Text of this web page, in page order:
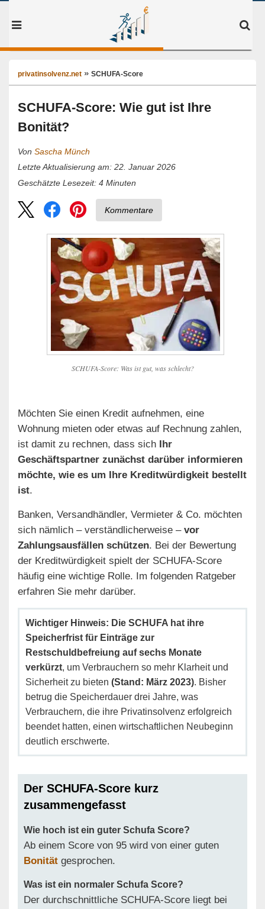
privatinsolvenz.net SCHUFA-Score
SCHUFA-Score: Wie gut ist Ihre
Bonität?
Von Sascha Münch
Letzte Aktualisierung am: 22. Januar 2026
Geschätzte Lesezeit: 4 Minuten
Kommentare
SCHUFA-Score: Was ist gut, was schlecht?
Möchten Sie einen Kredit aufnehmen, eine
Wohnung mieten oder etwas auf Rechnung zahlen,
ist damit zu rechnen, dass sich Ihr
Geschäftspartner zunächst darüber informieren
möchte, wie es um Ihre Kreditwürdigkeit bestellt
ist.
Banken, Versandhändler, Vermieter & Co. möchten
sich nämlich – verständlicherweise – vor
Zahlungsausfällen schützen. Bei der Bewertung
der Kreditwürdigkeit spielt der SCHUFA-Score
häufig eine wichtige Rolle. Im folgenden Ratgeber
erfahren Sie mehr darüber.
Wichtiger Hinweis: Die SCHUFA hat ihre
Speicherfrist für Einträge zur
Restschuldbefreiung auf sechs Monate
verkürzt, um Verbrauchern so mehr Klarheit und
Sicherheit zu bieten (Stand: März 2023). Bisher
betrug die Speicherdauer drei Jahre, was
Verbrauchern, die ihre Privatinsolvenz erfolgreich
beendet hatten, einen wirtschaftlichen Neubeginn
deutlich erschwerte.
Der SCHUFA-Score kurz
zusammengefasst
Wie hoch ist ein guter Schufa Score?
Ab einem Score von 95 wird von einer guten
Bonität gesprochen.
Was ist ein normaler Schufa Score?
Der durchschnittliche SCHUFA-Score liegt bei